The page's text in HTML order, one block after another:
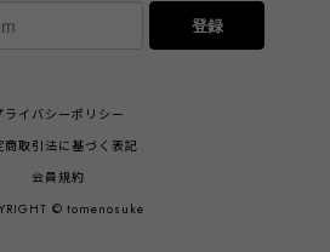
登録
ライバシーポリシー
商取引法に基づく表記
会員規約
© tomenosuke